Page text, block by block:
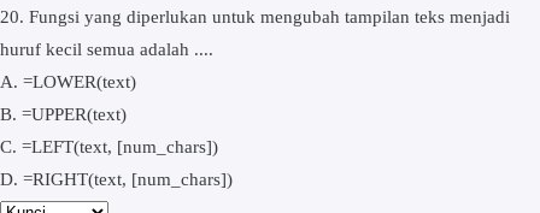
20. Fungsi yang diperlukan untuk mengubah tampilan teks menjadi
huruf kecil semua adalah ....
A. =LOWER(text)
B. =UPPER(text)
C. =LEFT(text, [num_chars])
D. =RIGHT(text, [num_chars])